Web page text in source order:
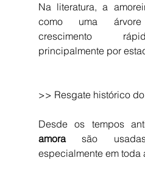
Na literatura, a
como uma
crescimento
principalmente por
>> Resgate histórico
Desde os tempos
amora são usadas
especialmente em toda